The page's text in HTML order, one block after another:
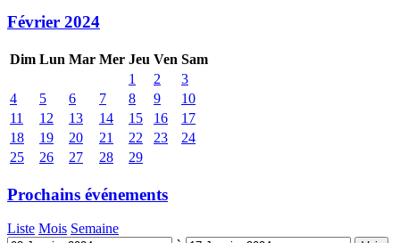
Février 2024
Dim Lun Mar Mer Jeu Ven Sam
1
2
3
4
5 6 7 8 9
10
11
12 13 14 15 16
17
18
19 20 21 22 23
24
25
26 27 28 29
Prochains événements
Liste Mois Semaine